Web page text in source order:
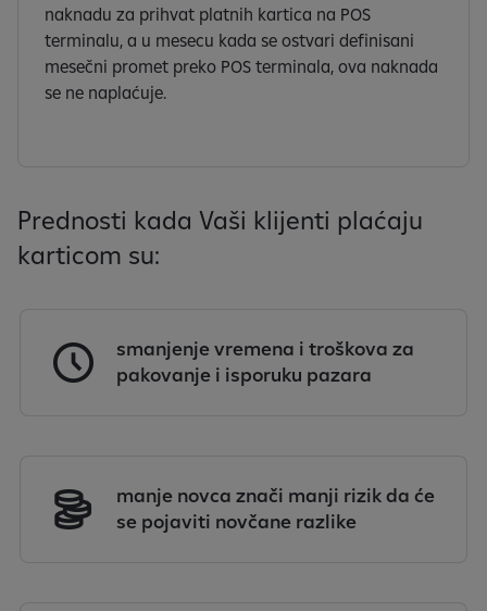
naknadu za prihvat platnih kartica na POS
terminalu, a u mesecu kada se ostvari definisani
mesečni promet preko POS terminala, ova naknada
se ne naplaćuje.
Prednosti kada Vaši klijenti plaćaju
karticom su:
smanjenje vremena i troškova za
pakovanje i isporuku pazara
manje novca znači manji rizik da će
se pojaviti novčane razlike